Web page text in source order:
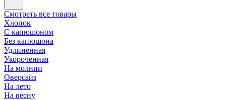
Смотреть все товары
Хлопок
С капюшоном
Без капюшона
Удлиненная
Укороченная
На молнии
Оверсайз
На лето
На весну